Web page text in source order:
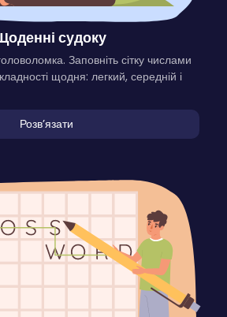
судоку
Заповніть сітку числами
щодня: легкий, середній і
Розвʼязати